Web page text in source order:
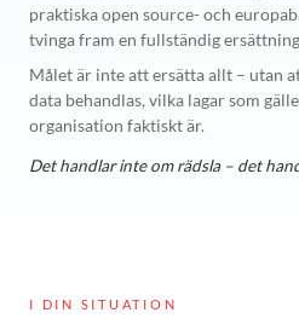
praktiska open source- och
tvinga fram en fullständig
Målet är inte att ersätta allt – utan
data behandlas, vilka lagar som
organisation faktiskt är.
Det handlar inte om rädsla – det
I DIN SITUATION